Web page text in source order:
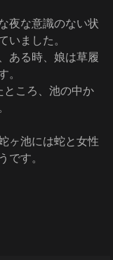
夜な意識のない状
いました。
ある時、娘は草履
。
ころ、池の中か
ヶ池には蛇と女性
です。